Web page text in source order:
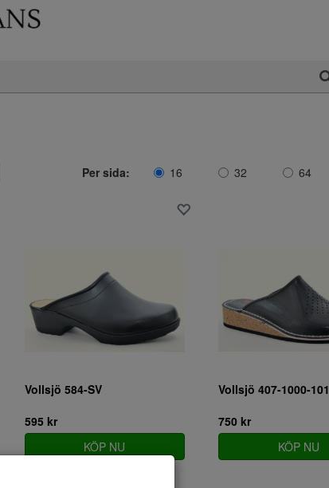
Per sida: 16 32 64
Vollsjö 584-SV
595 kr
KÖP NU
Vollsjö 407-1000-101
750 kr
KÖP NU